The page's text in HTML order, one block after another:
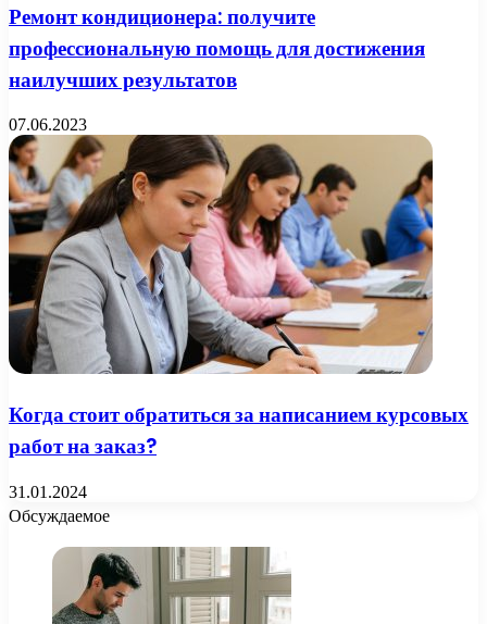
Ремонт кондиционера: получите
профессиональную помощь для достижения
наилучших результатов
07.06.2023
Когда стоит обратиться за написанием курсовых
работ на заказ?
31.01.2024
Обсуждаемое